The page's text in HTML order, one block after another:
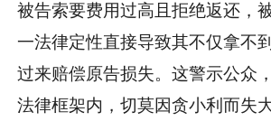
被告索要费用过高且拒绝返还，
一法律定性直接导致其不仅拿不
过来赔偿原告损失。这警示公众
法律框架内，切莫因贪小利而失大